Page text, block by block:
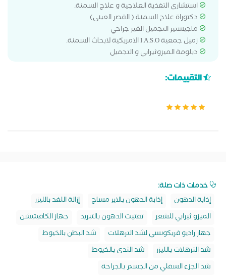
استشاري التغذية العلاجية و علاج السمنة.
دكتوراة علاج السمنة ( القصر العيني)
ماجيستير التجميل الغير جراحي
زميل جمعية I.A.S.O الامريكية لابحاث السمنة.
دبلومة الميزوثيرابي و التجميل
التقييمات:
خدمات ذات صلة:
إذابة الدهون
إذابة الدهون بالاير مساج
إزالة اللغد بالليزر
الميزو ثيرابي للشعر
تفتيت الدهون بالتبريد
جهاز الكافيتيشن
جهاز راديو فريكونسي لشد الترهلات
شد البطن بالخيوط
شد الترهلات بالليزر
شد الثدي بالخيوط
شد الجزء السفلي من الجسم بالجراحة